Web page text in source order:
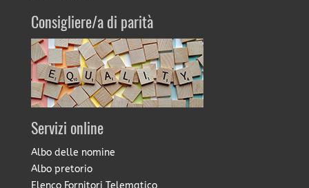
Consigliere/a di parità
Servizi online
Albo delle nomine
Albo pretorio